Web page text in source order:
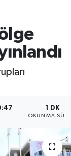
1 DK
OKUNMA